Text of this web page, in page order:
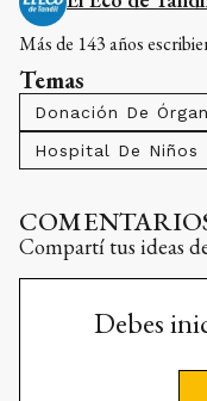
Más de 143 años
Temas
Donación De
Hospital De Niños
Compartí tus ideas
Debes